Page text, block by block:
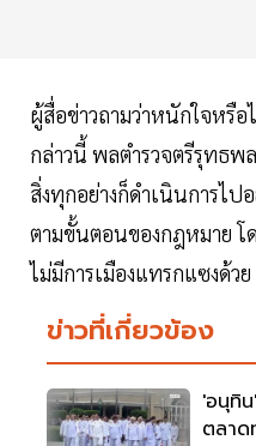
ผู้สื่อข่าวถามว่าหนักใจหรือ
กล่าวนี้ พลตำรวจตรีรุทธพ
สิ่งทุกอย่างก็ดำเนินการไป
ตามขั้นตอนของกฎหมาย โ
ไม่มีการเมืองแทรกแซงด้วย
ข่าวที่เกี่ยวข้อง
'อนุทิ
ตลาด